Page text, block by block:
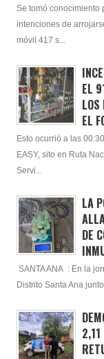
Se tomó conocimiento
intenciones de
móvil 417 s...
EL
LOS
EL
Esto ocurrió a las
EASY, sito en Ruta
Servi...
LA
DE
SANTA ANA : En la
Distrito Santa Ana
2,11